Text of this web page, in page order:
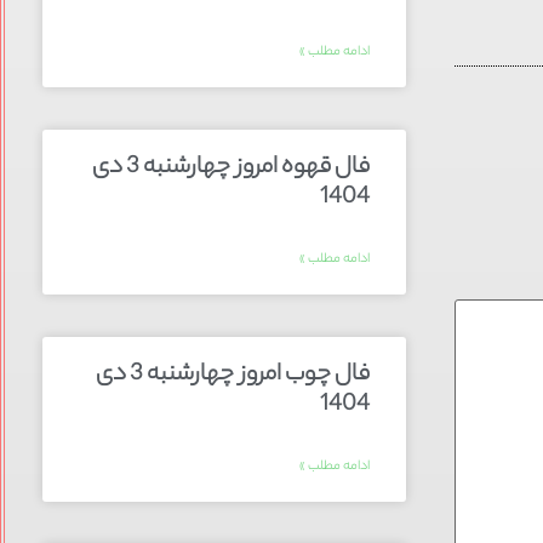
ادامه مطلب »
فال قهوه امروز چهارشنبه 3 دی
1404
ادامه مطلب »
فال چوب امروز چهارشنبه 3 دی
1404
ادامه مطلب »